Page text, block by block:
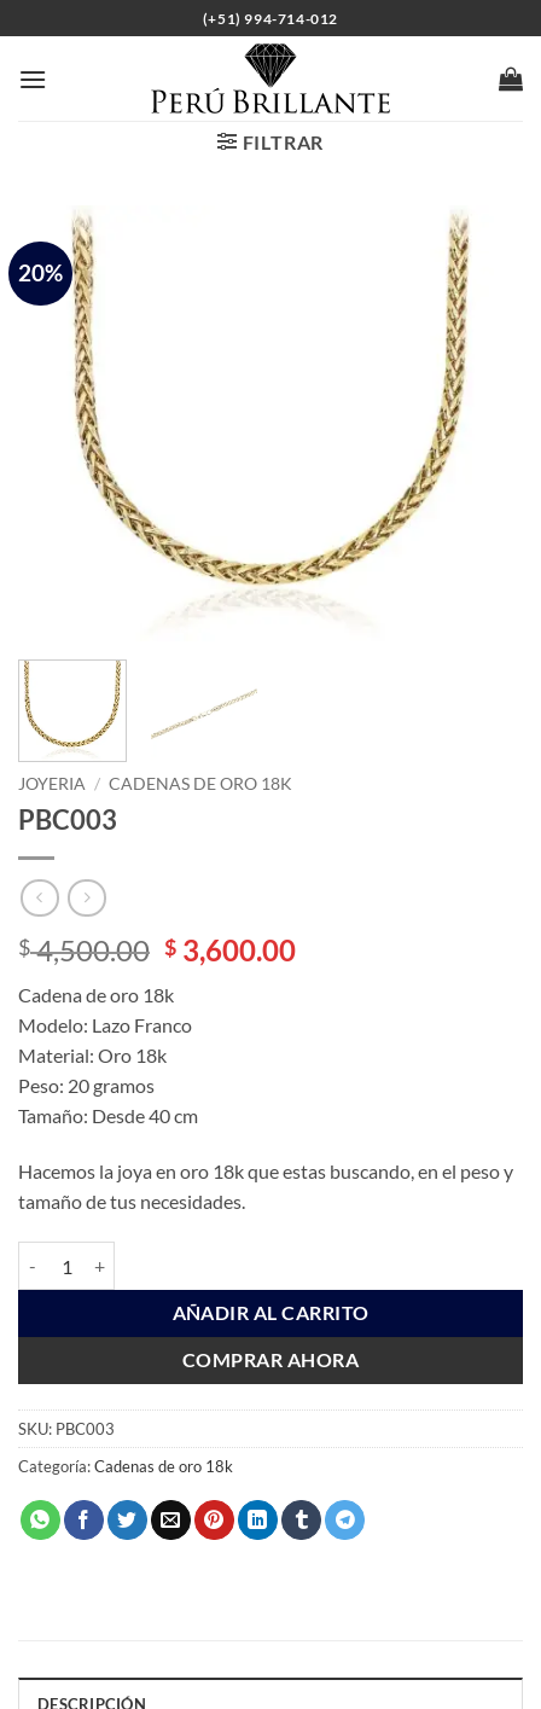
al
contenido
(+51) 994-714-012
FILTRAR
20%
JOYERIA / CADENAS DE ORO 18K
PBC003
$4,500.00 El
precio
original
era:
$ 4,500.00.
$ 3,600.00El
Cadena de oro 18k
Modelo: Lazo Franco
Material: Oro 18k
Peso: 20 gramos
Tamaño: Desde 40 cm
Hacemos la joya en oro 18k que estas buscando, en el peso y
tamaño de tus necesidades.
AÑADIR AL CARRITO
COMPRAR AHORA
SKU: PBC003
Categoría:Cadenas de oro 18k
DESCRIPCIÓN